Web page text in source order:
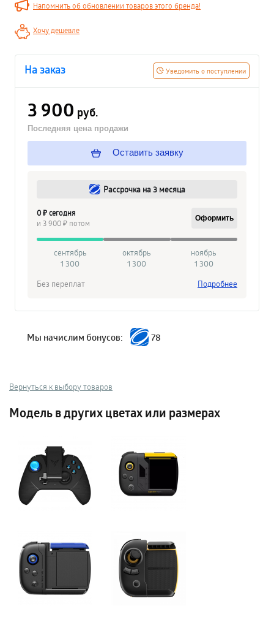
Напомнить об обновлении товаров этого бренда!
Хочу дешевле
Уведомить о поступлении
На заказ
3 900 руб.
Последняя цена продажи
Оставить заявку
Рассрочка на 3 месяца
0 ₽ сегодня
и 3 900 ₽ потом
Оформить
сентябрь
1 300
октябрь
1 300
ноябрь
1 300
Без переплат
Подробнее
Мы начислим бонусов: 78
Вернуться к выбору товаров
Модель в других цветах или размерах